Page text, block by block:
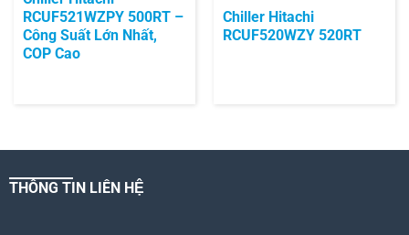
RCUF521WZPY 500RT –
Công Suất Lớn Nhất,
COP Cao
Chiller Hitachi
RCUF520WZY 520RT
THÔNG TIN LIÊN HỆ